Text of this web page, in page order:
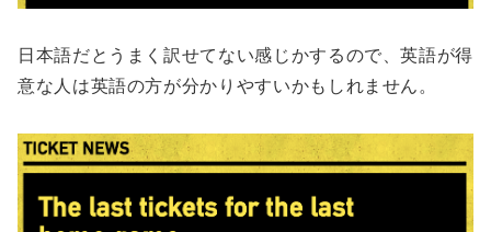
日本語だとうまく訳せてない感じかするので、英語が得
意な人は英語の方が分かりやすいかもしれません。